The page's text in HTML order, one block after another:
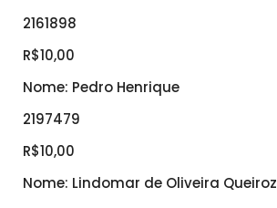
2161898
R$10,00
Nome: Pedro Henrique
2197479
R$10,00
Nome: Lindomar de Oliveira Queiroz